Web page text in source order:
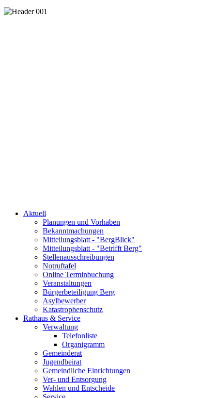
Aktuell
Planungen und Vorhaben
Bekanntmachungen
Mitteilungsblatt - "BergBlick"
Mitteilungsblatt - "Betrifft Berg"
Stellenausschreibungen
Notruftafel
Online Terminbuchung
Veranstaltungen
Bürgerbeteiligung Berg
Asylbewerber
Katastrophenschutz
Rathaus & Service
Verwaltung
Telefonliste
Organigramm
Gemeinderat
Jugendbeirat
Gemeindliche Einrichtungen
Ver- und Entsorgung
Wahlen und Entscheide